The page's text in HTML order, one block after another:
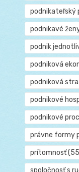
podnikateľský
podnikavé
podnik
podniková
podniková
podnikové
podnikové
právne formy
prítomnosť